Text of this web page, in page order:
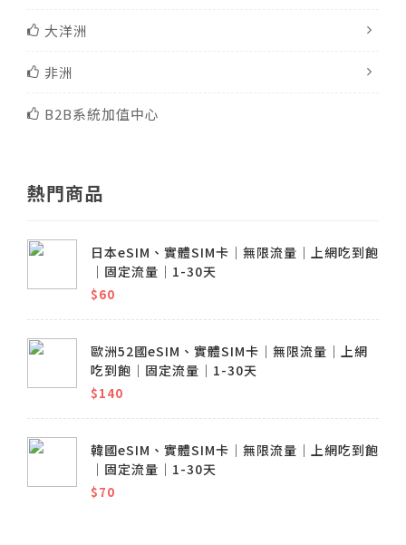
大洋洲
非洲
B2B系統加值中心
熱門商品
日本eSIM、實體SIM卡│無限流量│上網吃到飽
│固定流量│1-30天
$60
歐洲52國eSIM、實體SIM卡│無限流量│上網
吃到飽│固定流量│1-30天
$140
韓國eSIM、實體SIM卡│無限流量│上網吃到飽
│固定流量│1-30天
$70